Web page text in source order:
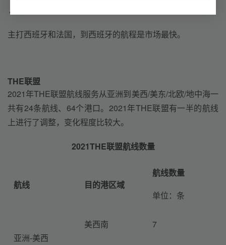
▲CMA(MEX)COSCO(AEM2)OOCL(WM2)EMC(MEX1)
主打西班牙和法国，到西班牙的航程是市场最快。
THE联盟
2021年THE联盟航线服务从亚洲到美西/美东/北欧/地中海一
共有24条航线、64个港口。2021年THE联盟有一半的航线
上进行了调整，变化程度比较大。
2021THE联盟航线数量
航线 目的港区域
航线数量
单位：条
亚洲-美西
美西南 7